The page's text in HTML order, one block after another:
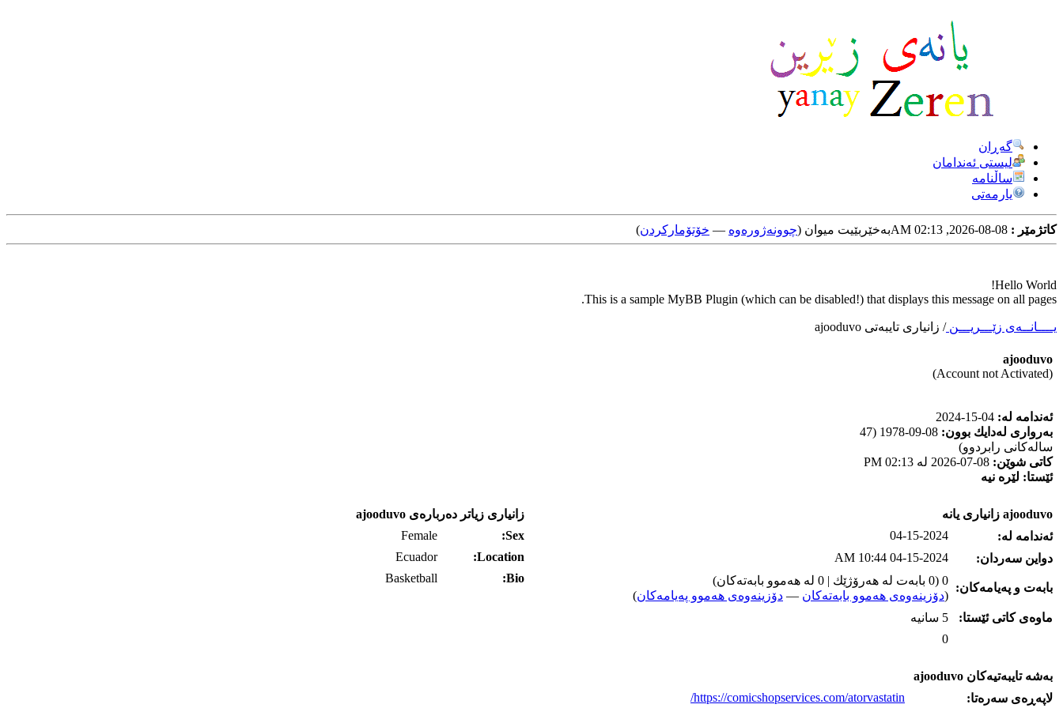
گه‌ڕان
لیستی ئه‌ندامان
ساڵنامه
یارمه‌تی
کاتژمێر : به‌خێربێیت میوان (چوونه‌ژوره‌وه‌ — خۆتۆمارکردن)
Hello World!
This is a sample MyBB Plugin (which can be disabled!) that displays this message on all pages.
یــــانــه‌ی زێـــریـــن/ زانیاری تایبه‌تی ajooduvo
ajooduvo
(Account not Activated)
ئه‌ندامه‌ له‌:
به‌رواری له‌دایك بوون:
08-09-1978 (47
ساله‌كانی رابردوو)
كاتی شوێن:
ئێستا: لێره‌ نیه‌
ajooduvo زانیاری یانه‌
ئه‌ندامه‌ له‌:
04-15-2024
دواین سه‌ردان:
04-15-2024 10:44 AM
بابه‌ت و په‌یامه‌کان:
0 (0 بابه‌ت له‌ هه‌رۆژێك | 0 له‌ هه‌موو بابه‌ته‌كان)
(دۆزینه‌وه‌ی هه‌موو بابه‌ته‌کان — دۆزینه‌وه‌ی هه‌موو په‌یامه‌کان)
ماوه‌ی كاتی ئێستا:
5 سانیه‌
0
به‌شه‌ تایبه‌تیه‌کان ajooduvo
لاپه‌ڕه‌ی سه‌ره‌تا:
https://comicshopservices.com/atorvastatin/
زانیاری زیاتر ده‌رباره‌ی ajooduvo
Sex:
Female
Location:
Ecuador
Bio:
Basketball